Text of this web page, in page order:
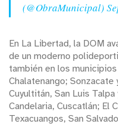
(@ObraMunicipal)
En La Libertad, la DOM
de un moderno
también en los
Chalatenango;
Cuyultitán, San Luis Talpa
Candelaria, Cuscatlán; El
Texacuangos, San